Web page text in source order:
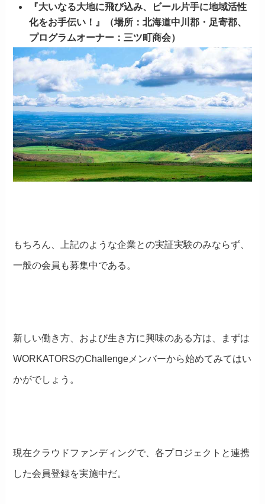
『大いなる大地に飛び込み、ビール片手に地域活性
化をお手伝い！』（場所：北海道中川郡・足寄郡、
プログラムオーナー：三ツ町商会）
もちろん、上記のような企業との実証実験のみならず、
一般の会員も募集中である。
新しい働き方、および生き方に興味のある方は、まずは
WORKATORSのChallengeメンバーから始めてみてはい
かがでしょう。
現在クラウドファンディングで、各プロジェクトと連携
した会員登録を実施中だ。